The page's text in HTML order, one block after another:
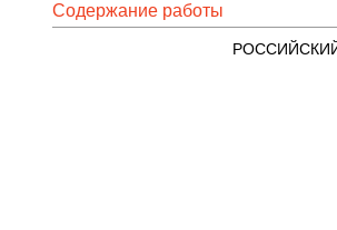
Содержание работы